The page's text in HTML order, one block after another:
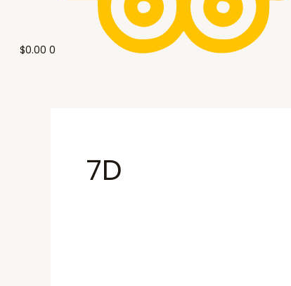
$0.00 0
7D